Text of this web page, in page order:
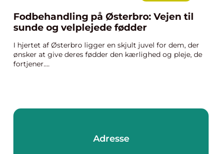
Fodbehandling på Østerbro: Vejen til
sunde og velplejede fødder
I hjertet af Østerbro ligger en skjult juvel for dem, der
ønsker at give deres fødder den kærlighed og pleje, de
fortjener....
Adresse